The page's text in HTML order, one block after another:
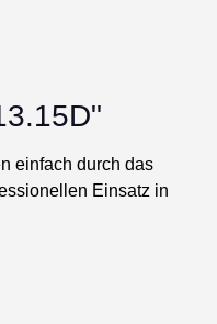
einfach durch das
Einsatz in